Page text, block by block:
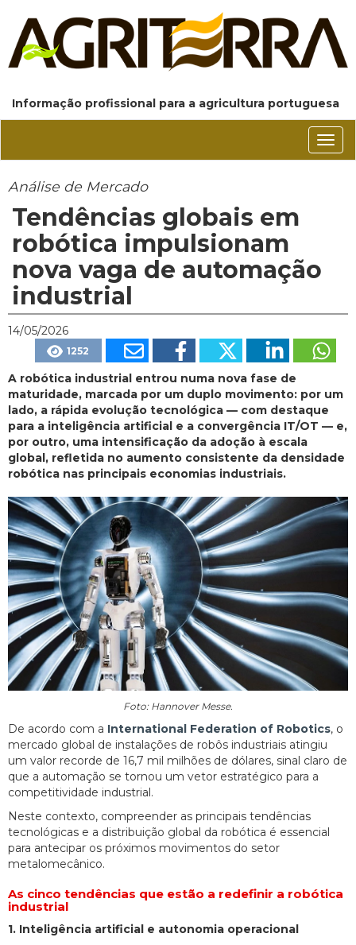
Informação profissional para a agricultura portuguesa
Análise de Mercado
Tendências globais em
robótica impulsionam
nova vaga de automação
industrial
14/05/2026
1252
A robótica industrial entrou numa nova fase de
maturidade, marcada por um duplo movimento: por um
lado, a rápida evolução tecnológica — com destaque
para a inteligência artificial e a convergência IT/OT — e,
por outro, uma intensificação da adoção à escala
global, refletida no aumento consistente da densidade
robótica nas principais economias industriais.
Foto: Hannover Messe.
De acordo com a International Federation of Robotics, o
mercado global de instalações de robôs industriais atingiu
um valor recorde de 16,7 mil milhões de dólares, sinal claro de
que a automação se tornou um vetor estratégico para a
competitividade industrial.
Neste contexto, compreender as principais tendências
tecnológicas e a distribuição global da robótica é essencial
para antecipar os próximos movimentos do setor
metalomecânico.
As cinco tendências que estão a redefinir a robótica
industrial
1. Inteligência artificial e autonomia operacional